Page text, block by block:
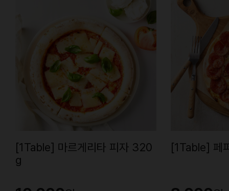
[1Table] 마르게리타 피자 320
g
[1Table] 페